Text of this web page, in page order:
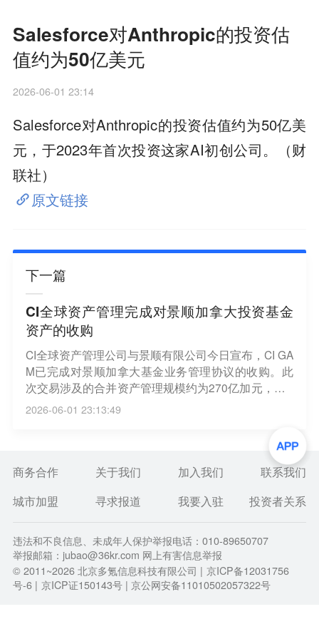
Salesforce对Anthropic的投资估
值约为50亿美元
2026-06-01 23:14
Salesforce对Anthropic的投资估值约为50亿美
元，于2023年首次投资这家AI初创公司。（财
联社）
原文链接
下一篇
CI全球资产管理完成对景顺加拿大投资基金
资产的收购
CI全球资产管理公司与景顺有限公司今日宣布，CI GA
M已完成对景顺加拿大基金业务管理协议的收购。此
次交易涉及的合并资产管理规模约为270亿加元，将C
I GAM的总资产管理规模提升至约1750亿加元。（新
2026-06-01 23:13:49
商务合作 关于我们 加入我们
联系我们
城市加盟
寻求报道 我要入驻 投资者关系
违法和不良信息、未成年人保护举报电话：010-89650707
举报邮箱：jubao@36kr.com 网上有害信息举报
© 2011~2026北京多氪信息科技有限公司 | 京ICP备12031756
号-6 | 京ICP证150143号 | 京公网安备11010502057322号